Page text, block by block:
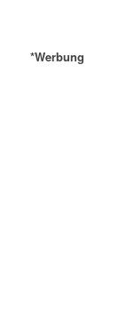
*Werbung